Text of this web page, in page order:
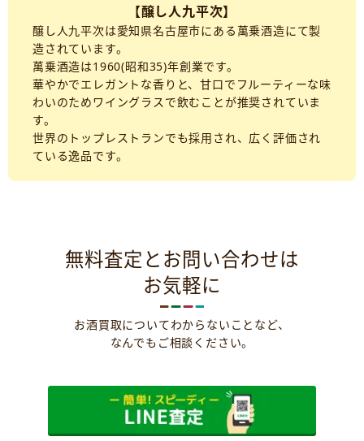
【醸し人九平次】
醸し人九平次は愛知県名古屋市にある萬乗酒造にて製
造されています。
萬乗酒造は1960(昭和35)年創業です。
華やかでエレガントな香りと、甘口でフルーティーな味
わいのためワイングラスで飲むことが推奨されていま
す。
世界のトップレストランでも採用され、広く評価され
ている逸品です。
無料査定とお問い合わせは
お気軽に
お酒買取についてわからないことなど、
なんでもご相談ください。